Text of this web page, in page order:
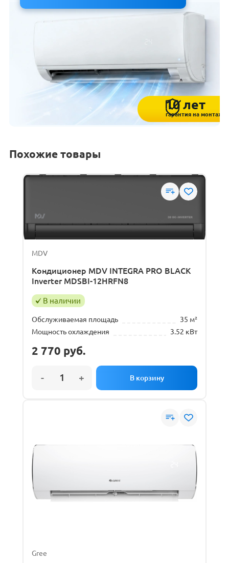
10 лет
гарантия на монтаж
Похожие товары
MDV
Кондиционер MDV INTEGRA PRO BLACK
Inverter MDSBI-12HRFN8
В наличии
Обслуживаемая площадь
35 м²
Мощность охлаждения
3.52 кВт
2 770 руб.
Gree